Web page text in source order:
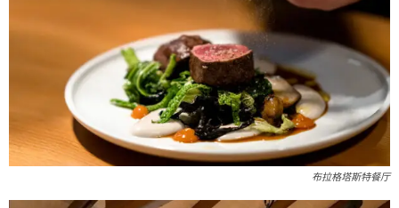
布拉格塔斯特餐厅